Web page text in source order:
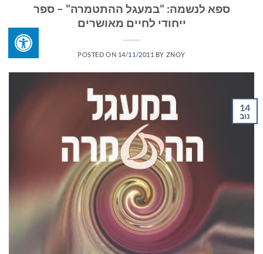
ספא לנשמה: "במעגל ההתטמרה" – ספר
ייחודי לחיים מאושרים
POSTED ON 14/11/2011 BY ZNOY
14
נוב